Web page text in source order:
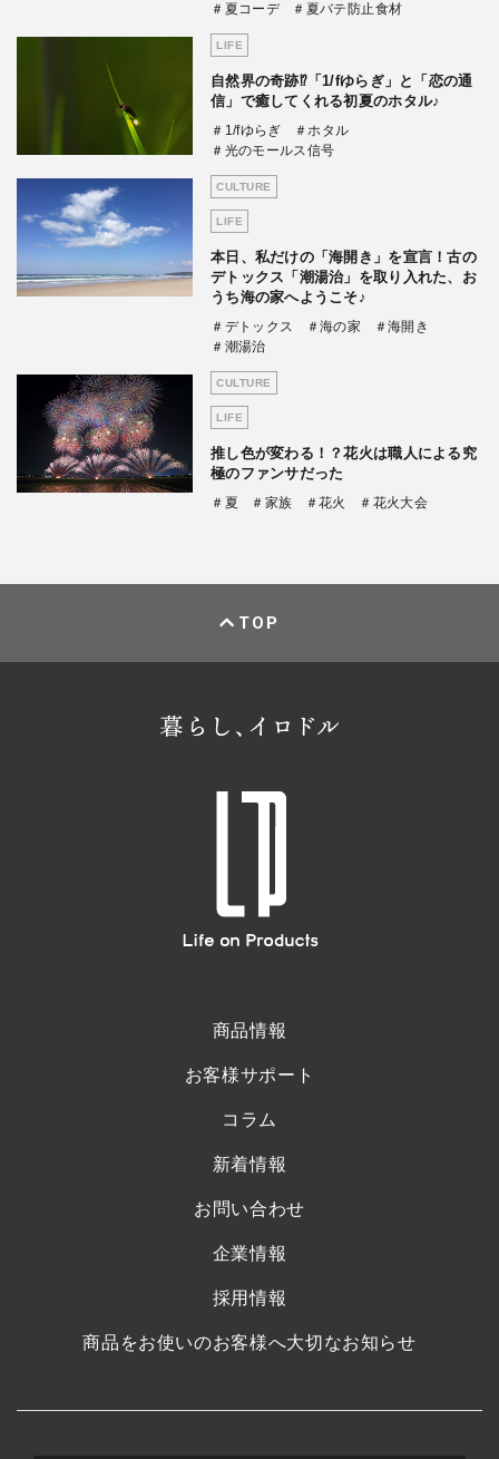
＃夏コーデ
＃夏バテ防止食材
LIFE
自然界の奇跡⁉「1/fゆらぎ」と「恋の通
信」で癒してくれる初夏のホタル♪
＃1/fゆらぎ
＃ホタル
＃光のモールス信号
CULTURE
LIFE
本日、私だけの「海開き」を宣言！古の
デトックス「潮湯治」を取り入れた、お
うち海の家へようこそ♪
＃デトックス ＃海の家
＃海開き
＃潮湯治
CULTURE
LIFE
推し色が変わる！？花火は職人による究
極のファンサだった
＃夏 ＃家族 ＃花火 ＃花火大会
TOP
商品情報
お客様サポート
コラム
新着情報
お問い合わせ
企業情報
採用情報
商品をお使いのお客様へ大切なお知らせ